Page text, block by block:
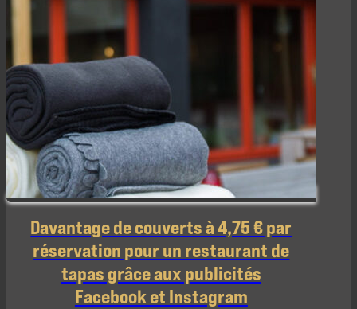
Davantage de couverts à 4,75 € par
réservation pour un restaurant de
tapas grâce aux publicités
Facebook et Instagram